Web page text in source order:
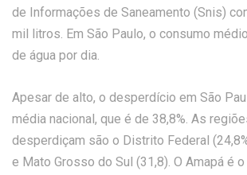
de Informações de Saneamento (Snis)
mil litros. Em São Paulo, o consumo
de água por dia.
Apesar de alto, o desperdício em São
média nacional, que é de 38,8%. As
desperdiçam são o Distrito Federal
e Mato Grosso do Sul (31,8). O Amapá é